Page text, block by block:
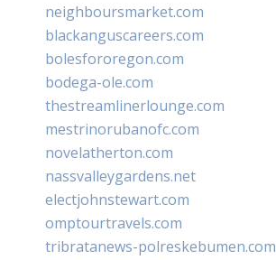
neighboursmarket.com
blackanguscareers.com
bolesfororegon.com
bodega-ole.com
thestreamlinerlounge.com
mestrinorubanofc.com
novelatherton.com
nassvalleygardens.net
electjohnstewart.com
omptourtravels.com
tribratanews-polreskebumen.com